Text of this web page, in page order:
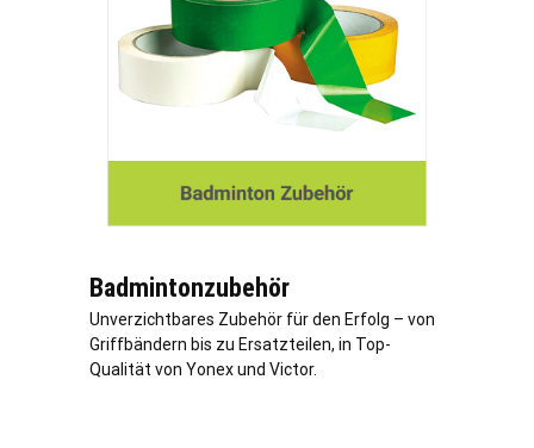
Badmintonzubehör
Unverzichtbares Zubehör für den Erfolg – von
Griffbändern bis zu Ersatzteilen, in Top-
Qualität von Yonex und Victor.